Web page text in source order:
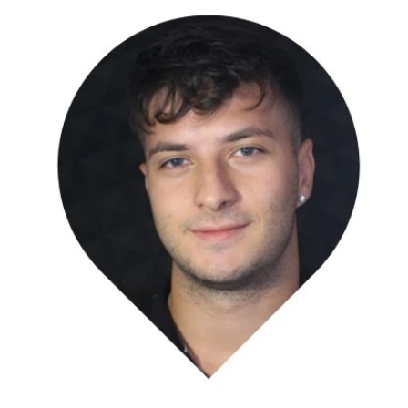
Vanessa Garani
Aggiornamenti tecnici
Seo specialist